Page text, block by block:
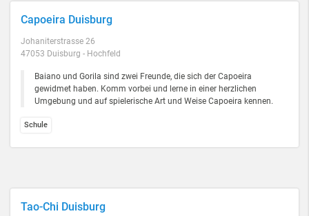
Capoeira Duisburg
Johaniterstrasse 26
47053 Duisburg - Hochfeld
Baiano und Gorila sind zwei Freunde, die sich der Capoeira
gewidmet haben. Komm vorbei und lerne in einer herzlichen
Umgebung und auf spielerische Art und Weise Capoeira kennen.
Schule
Tao-Chi Duisburg